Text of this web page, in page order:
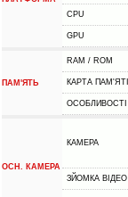
CPU
GPU
ПАМ'ЯТЬ
RAM / ROM
КАРТА ПАМ'ЯТІ
ОСОБЛИВОСТІ
ОСН. КАМЕРА
КАМЕРА
ЗЙОМКА ВІДЕО